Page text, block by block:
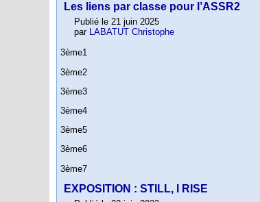
Les liens par classe pour l’ASSR2
Publié le 21 juin 2025
par LABATUT Christophe
3ème1
3ème2
3ème3
3ème4
3ème5
3ème6
3ème7
EXPOSITION : STILL, I RISE